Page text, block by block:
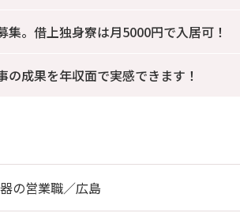
。借上独身寮は月5000円で入居可！
成果を年収面で実感できます！
の営業職／広島